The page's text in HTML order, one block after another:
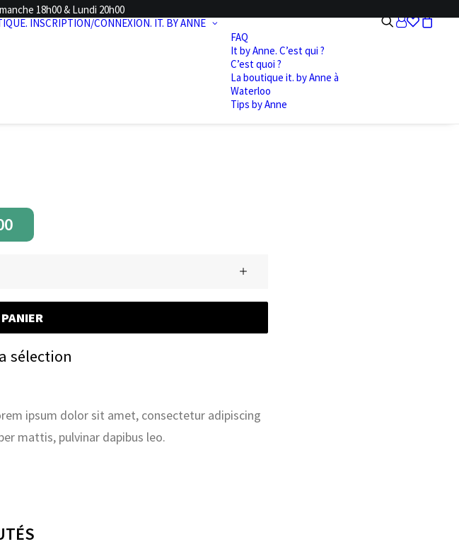
18h00 & Lundi 20h00
INSCRIPTION/CONNEXION. IT. BY ANNE
FAQ
It by Anne. C’est qui ?
C’est quoi ?
La boutique it. by Anne à
Waterloo
Tips by Anne
sélection
ipsum dolor sit amet, consectetur adipiscing
mattis, pulvinar dapibus leo.